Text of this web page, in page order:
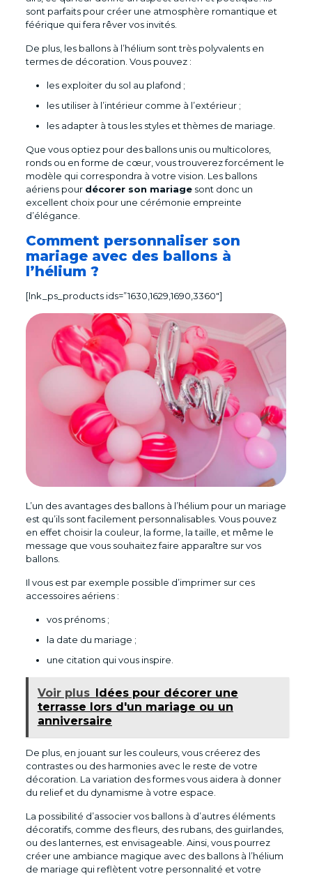
sont parfaits pour créer une atmosphère romantique et
féérique qui fera rêver vos invités.
De plus, les ballons à l’hélium sont très polyvalents en
termes de décoration. Vous pouvez :
les exploiter du sol au plafond ;
les utiliser à l’intérieur comme à l’extérieur ;
les adapter à tous les styles et thèmes de mariage.
Que vous optiez pour des ballons unis ou multicolores,
ronds ou en forme de cœur, vous trouverez forcément le
modèle qui correspondra à votre vision. Les ballons
aériens pour décorer son mariagesont donc un
excellent choix pour une cérémonie empreinte
d’élégance.
Comment personnaliser son
mariage avec des ballons à
l’hélium ?
[lnk_ps_products ids=”1630,1629,1690,3360″]
L’un des avantages des ballons à l’hélium pour un mariage
est qu’ils sont facilement personnalisables. Vous pouvez
en effet choisir la couleur, la forme, la taille, et même le
message que vous souhaitez faire apparaître sur vos
ballons.
Il vous est par exemple possible d’imprimer sur ces
accessoires aériens :
vos prénoms ;
la date du mariage ;
une citation qui vous inspire.
Voir plus
Idées pour décorer une
terrasse lors d'un mariage ou un
anniversaire
De plus, en jouant sur les couleurs, vous créerez des
contrastes ou des harmonies avec le reste de votre
décoration. La variation des formes vous aidera à donner
du relief et du dynamisme à votre espace.
La possibilité d’associer vos ballons à d’autres éléments
décoratifs, comme des fleurs, des rubans, des guirlandes,
ou des lanternes, est envisageable. Ainsi, vous pourrez
créer une ambiance magique avec des ballons à l’hélium
de mariage qui reflètent votre personnalité et votre